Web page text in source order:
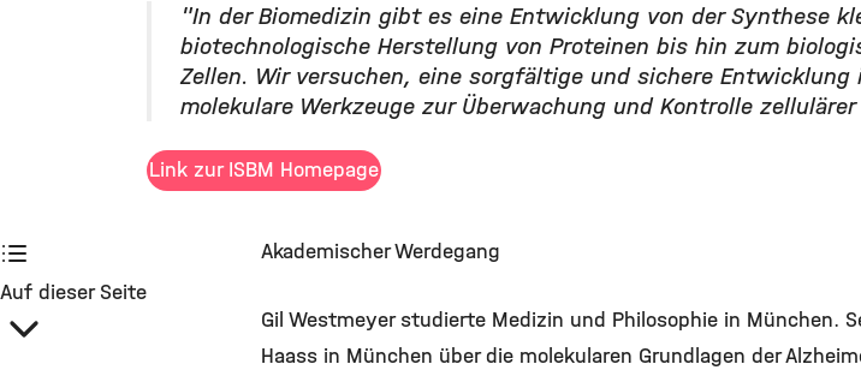
"In der Biomedizin gibt es eine Entwicklung von der Synthese
biotechnologische Herstellung von Proteinen bis hin zum
Zellen. Wir versuchen, eine sorgfältige und sichere
molekulare Werkzeuge zur Überwachung und Kontrolle
Link zur ISBM Homepage
Auf dieser Seite
Akademischer Werdegang
Gil Westmeyer studierte Medizin und Philosophie in München.
Haass in München über die molekularen Grundlagen der